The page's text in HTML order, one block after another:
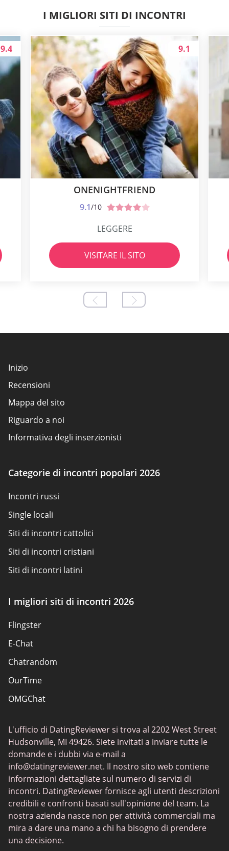
I MIGLIORI SITI DI INCONTRI
9.4
ONENIGHTFRIEND
9.1/10
9.1
LEGGERE
VISITARE IL SITO
Inizio
Recensioni
Mappa del sito
Riguardo a noi
Informativa degli inserzionisti
Politica sui cookie
Categorie di incontri popolari 2026
Incontri russi
Single locali
Siti di incontri cattolici
Siti di incontri cristiani
Siti di incontri latini
Siti scambisti
Siti di incontri popolari
Siti di incontri
App di incontri Elite
Incontri classici
I migliori siti di incontri
I migliori siti di incontri 2026
Flingster
E-Chat
Chatrandom
OurTime
OMGChat
Fruzo
Chat Avenue
TenderMeets
Chatspin
Tinder
Lovoo
Ukraine Date
L'ufficio di DatingReviewer si trova al 2202 West Street
Hudsonville, MI 49426. Siete invitati a inviare tutte le
domande e i dubbi via e-mail a
info@datingreviewer.net. Il nostro sito web contiene
informazioni dettagliate sul numero di servizi di
incontri. DatingReviewer fornisce agli utenti descrizioni
credibili e confronti basati sull'opinione del team. La
nostra azienda nasce non per attività commerciali ma
mira a dare una mano a chi ha bisogno di prendere
una decisione.